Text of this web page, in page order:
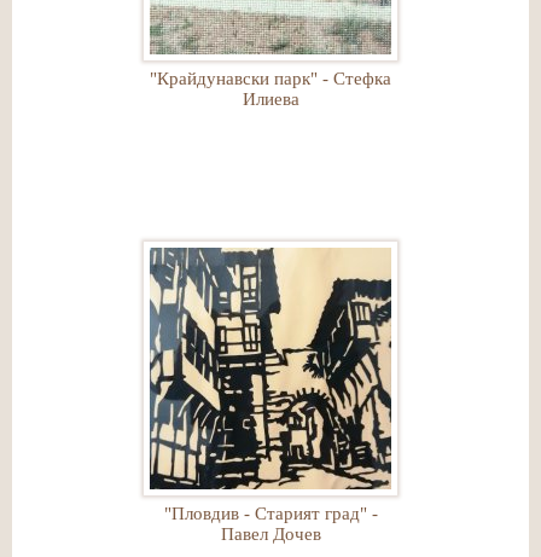
"Крайдунавски парк" - Стефка
Илиева
"Пловдив - Старият град" -
Павел Дочев